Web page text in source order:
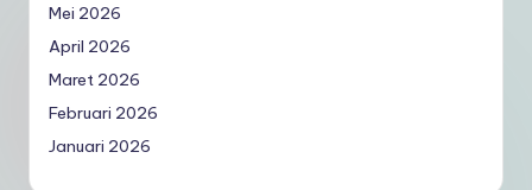
Mei 2026
April 2026
Maret 2026
Februari 2026
Januari 2026